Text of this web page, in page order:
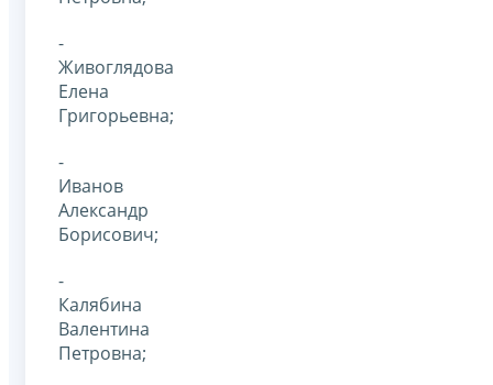
-
Живоглядова
Елена
Григорьевна;
-
Иванов
Александр
Борисович;
-
Калябина
Валентина
Петровна;